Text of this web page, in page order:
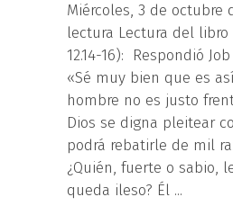
Miércoles, 3 de octubre
lectura Lectura del libro
12.14-16): Respondió
«Sé muy bien que es
hombre no es justo
Dios se digna pleitear
podrá rebatirle de mil
¿Quién, fuerte o sabio,
queda ileso? Él